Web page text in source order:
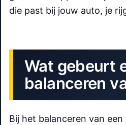
die past bij jouw auto, je
Wat gebeurt
balanceren
Bij het balanceren van